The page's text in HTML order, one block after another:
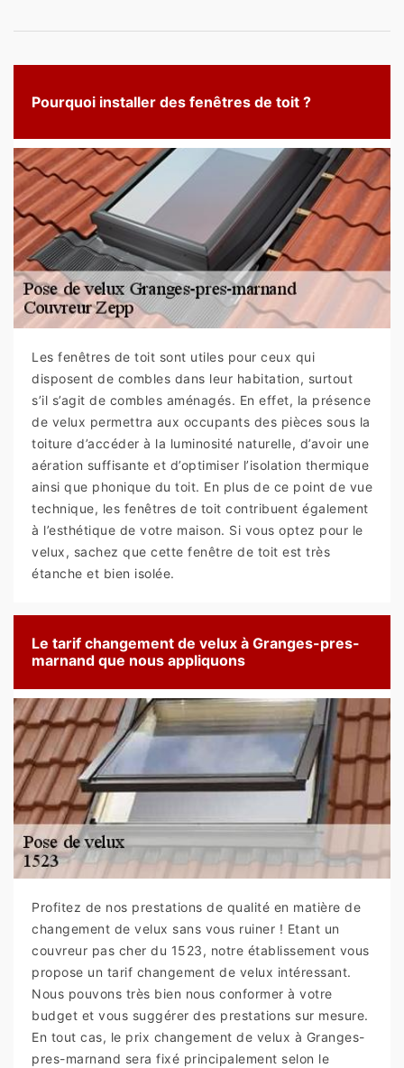
Pourquoi installer des fenêtres de toit ?
Les fenêtres de toit sont utiles pour ceux qui
disposent de combles dans leur habitation, surtout
s’il s’agit de combles aménagés. En effet, la présence
de velux permettra aux occupants des pièces sous la
toiture d’accéder à la luminosité naturelle, d’avoir une
aération suffisante et d’optimiser l’isolation thermique
ainsi que phonique du toit. En plus de ce point de vue
technique, les fenêtres de toit contribuent également
à l’esthétique de votre maison. Si vous optez pour le
velux, sachez que cette fenêtre de toit est très
étanche et bien isolée.
Le tarif changement de velux à Granges-pres-
marnand que nous appliquons
Profitez de nos prestations de qualité en matière de
changement de velux sans vous ruiner ! Etant un
couvreur pas cher du 1523, notre établissement vous
propose un tarif changement de velux intéressant.
Nous pouvons très bien nous conformer à votre
budget et vous suggérer des prestations sur mesure.
En tout cas, le prix changement de velux à Granges-
pres-marnand sera fixé principalement selon le